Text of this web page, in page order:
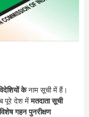
केनाम सूची में हैं।
पूरे देश मेंमतदाता सूची
गहन पुनरीक्षण